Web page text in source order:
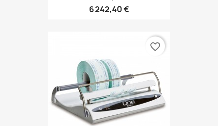
6 242,40 €
favorite_border